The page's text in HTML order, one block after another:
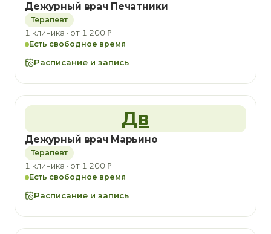
Дежурный врач Печатники
Терапевт
1 клиника · от 1 200 ₽
Есть свободное время
Расписание и запись
Дв
Дежурный врач Марьино
Терапевт
1 клиника · от 1 200 ₽
Есть свободное время
Расписание и запись